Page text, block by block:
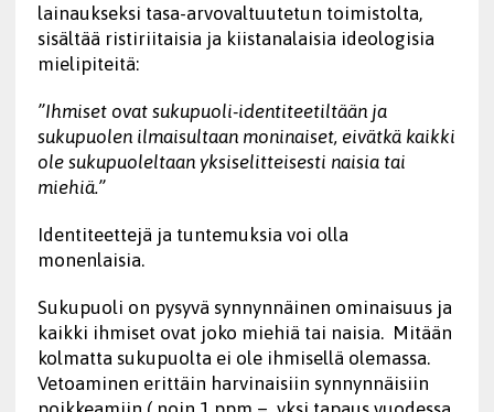
lainaukseksi tasa-arvovaltuutetun toimistolta,
sisältää ristiriitaisia ja kiistanalaisia ideologisia
mielipiteitä:
”Ihmiset ovat sukupuoli-identiteetiltään ja
sukupuolen ilmaisultaan moninaiset, eivätkä kaikki
ole sukupuoleltaan yksiselitteisesti naisia tai
miehiä.”
Identiteettejä ja tuntemuksia voi olla
monenlaisia.
Sukupuoli on pysyvä synnynnäinen ominaisuus ja
kaikki ihmiset ovat joko miehiä tai naisia. Mitään
kolmatta sukupuolta ei ole ihmisellä olemassa.
Vetoaminen erittäin harvinaisiin synnynnäisiin